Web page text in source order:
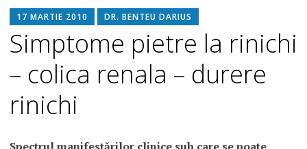
la
conținut
17 MARTIE 2010 DR. BENTEU DARIUS
Simptome pietre la rinichi
– colica renala – durere
rinichi
Spectrul manifestărilor clinice sub care se poate